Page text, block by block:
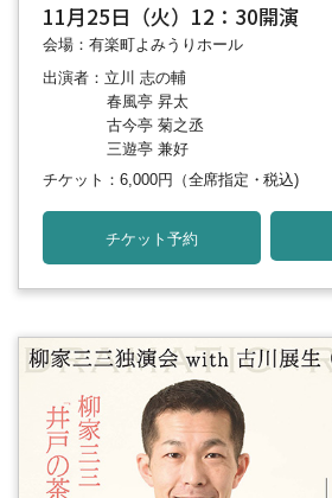
11月25日（火）12：30開演
会場：有楽町よみうりホール
出演者：立川 志の輔
春風亭 昇太
古今亭 菊之丞
三遊亭 兼好
チケット：6,000円
（全席指定・税込)
チケット予約